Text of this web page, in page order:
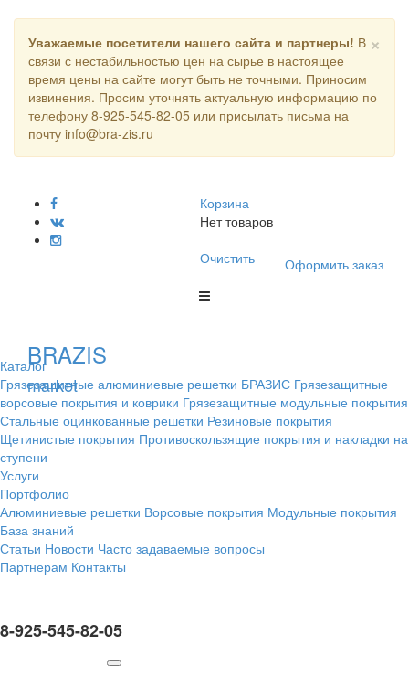
×
Уважаемые посетители нашего сайта и партнеры! В
связи с нестабильностью цен на сырье в настоящее
время цены на сайте могут быть не точными. Приносим
извинения. Просим уточнять актуальную информацию по
телефону 8-925-545-82-05 или присылать письма на
почту info@bra-zis.ru
Корзина
Нет товаров
Очистить
Оформить заказ
BRAZIS
market
Каталог
Грязезащитные алюминиевые решетки БРАЗИС Грязезащитные
ворсовые покрытия и коврики Грязезащитные модульные покрытия
Стальные оцинкованные решетки Резиновые покрытия
Щетинистые покрытия Противоскользящие покрытия и накладки на
ступени
Услуги
Портфолио
Алюминиевые решетки Ворсовые покрытия Модульные покрытия
База знаний
Статьи Новости Часто задаваемые вопросы
Партнерам Контакты
8-925-545-82-05